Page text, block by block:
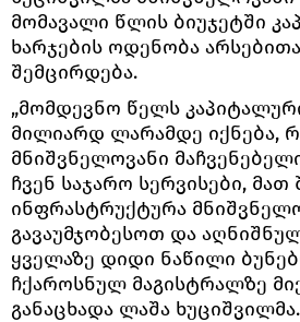
მომავალი წლის ბიუჯეტში
ხარჯების ოდენობა
შემცირდება.
„მომდევნო წელს
მილიარდ ლარამდე იქნება,
მნიშვნელოვანი
ჩვენ საჯარო სერვისები,
ინფრასტრუქტურა
გავაუმჯობესოთ და
ყველაზე დიდი ნაწილი
ჩქაროსნულ მაგისტრალზე
განაცხადა ლაშა ხუციშვილმა.